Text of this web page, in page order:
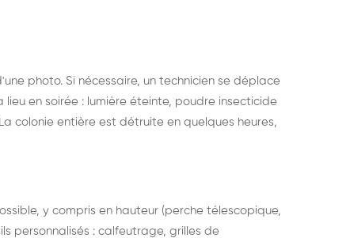
photo. Si nécessaire, un technicien se déplace
en soirée : lumière éteinte, poudre insecticide
colonie entière est détruite en quelques heures,
y compris en hauteur (perche télescopique,
personnalisés : calfeutrage, grilles de